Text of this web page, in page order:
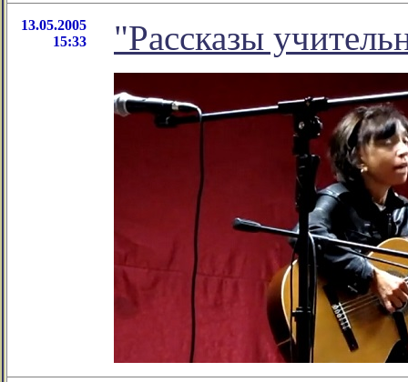
13.05.2005
15:33
"Рассказы